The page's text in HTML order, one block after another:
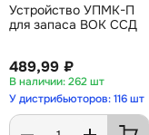
Устройство УПМК-П
для запаса ВОК ССД
489,99 ₽
262 шт
У дистрибьюторов: 116 шт